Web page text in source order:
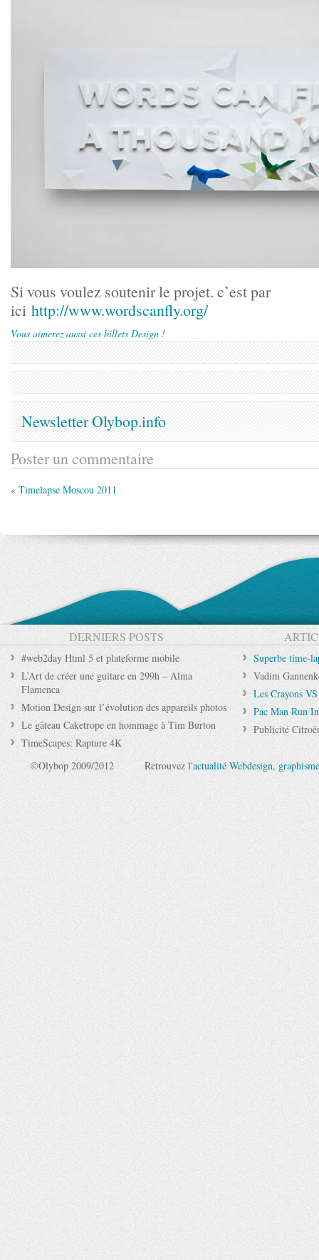
Si vous voulez soutenir le projet. c’est par
ici http://www.wordscanfly.org/
Vous aimerez aussi ces billets Design !
Newsletter Olybop.info
Poster un commentaire
« Timelapse Moscou 2011
DERNIERS POSTS
#web2day Html 5 et plateforme mobile
L’Art de créer une guitare en 299h – Alma
Flamenca
Motion Design sur l’évolution des appareils photos
Le gâteau Caketrope en hommage à Tim Burton
TimeScapes: Rapture 4K
Superbe time-
Vadim
Les Crayons
Pac Man Run
Publicité
©Olybop 2009/2012 Retrouvez l'actualité Webdesign, graphisme